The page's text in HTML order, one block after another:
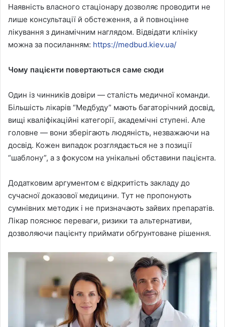
Наявність власного стаціонару дозволяє проводити не
лише консультації й обстеження, а й повноцінне
лікування з динамічним наглядом. Відвідати клініку
можна за посиланням: https://medbud.kiev.ua/
Чому пацієнти повертаються саме сюди
Один із чинників довіри — сталість медичної команди.
Більшість лікарів “Медбуду” мають багаторічний досвід,
вищі кваліфікаційні категорії, академічні ступені. Але
головне — вони зберігають людяність, незважаючи на
досвід. Кожен випадок розглядається не з позиції
“шаблону”, а з фокусом на унікальні обставини пацієнта.
Додатковим аргументом є відкритість закладу до
сучасної доказової медицини. Тут не пропонують
сумнівних методик і не призначають зайвих препаратів.
Лікар пояснює переваги, ризики та альтернативи,
дозволяючи пацієнту приймати обґрунтоване рішення.